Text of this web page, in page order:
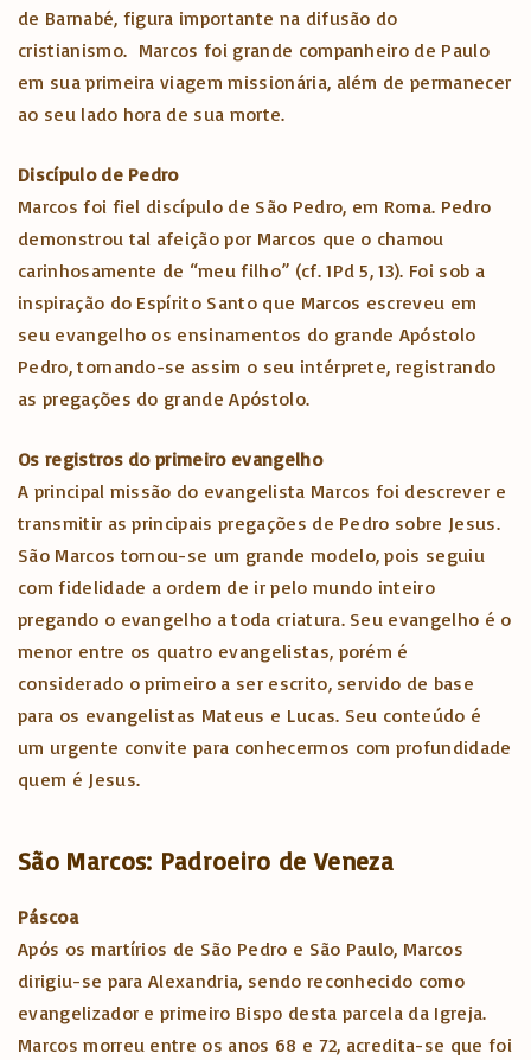
de Barnabé, figura importante na difusão do
cristianismo. Marcos foi grande companheiro de Paulo
em sua primeira viagem missionária, além de permanecer
ao seu lado hora de sua morte.
Discípulo de Pedro
Marcos foi fiel discípulo de São Pedro, em Roma. Pedro
demonstrou tal afeição por Marcos que o chamou
carinhosamente de “meu filho” (cf. 1Pd 5, 13). Foi sob a
inspiração do Espírito Santo que Marcos escreveu em
seu evangelho os ensinamentos do grande Apóstolo
Pedro, tornando-se assim o seu intérprete, registrando
as pregações do grande Apóstolo.
Os registros do primeiro evangelho
A principal missão do evangelista Marcos foi descrever e
transmitir as principais pregações de Pedro sobre Jesus.
São Marcos tornou-se um grande modelo, pois seguiu
com fidelidade a ordem de ir pelo mundo inteiro
pregando o evangelho a toda criatura. Seu evangelho é o
menor entre os quatro evangelistas, porém é
considerado o primeiro a ser escrito, servido de base
para os evangelistas Mateus e Lucas. Seu conteúdo é
um urgente convite para conhecermos com profundidade
quem é Jesus.
São Marcos: Padroeiro de Veneza
Páscoa
Após os martírios de São Pedro e São Paulo, Marcos
dirigiu-se para Alexandria, sendo reconhecido como
evangelizador e primeiro Bispo desta parcela da Igreja.
Marcos morreu entre os anos 68 e 72, acredita-se que foi